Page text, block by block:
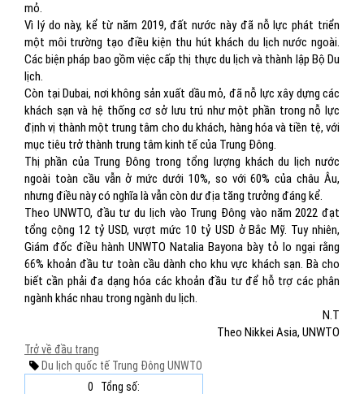
mỏ.
Vì lý do này, kể từ năm 2019, đất nước này đã nỗ lực phát triển
một môi trường tạo điều kiện thu hút khách du lịch nước ngoài.
Các biện pháp bao gồm việc cấp thị thực du lịch và thành lập Bộ Du
lịch.
Còn tại Dubai, nơi không sản xuất dầu mỏ, đã nỗ lực xây dựng các
khách sạn và hệ thống cơ sở lưu trú như một phần trong nỗ lực
định vị thành một trung tâm cho du khách, hàng hóa và tiền tệ, với
mục tiêu trở thành trung tâm kinh tế của Trung Đông.
Thị phần của Trung Đông trong tổng lượng khách du lịch nước
ngoài toàn cầu vẫn ở mức dưới 10%, so với 60% của châu Âu,
nhưng điều này có nghĩa là vẫn còn dư địa tăng trưởng đáng kể.
Theo UNWTO, đầu tư du lịch vào Trung Đông vào năm 2022 đạt
tổng cộng 12 tỷ USD, vượt mức 10 tỷ USD ở Bắc Mỹ. Tuy nhiên,
Giám đốc điều hành UNWTO Natalia Bayona bày tỏ lo ngại rằng
66% khoản đầu tư toàn cầu dành cho khu vực khách sạn. Bà cho
biết cần phải đa dạng hóa các khoản đầu tư để hỗ trợ các phân
ngành khác nhau trong ngành du lịch.
N.T
Theo Nikkei Asia, UNWTO
Trở về đầu trang
Du lịch quốc tế Trung Đông UNWTO
0
Tổng số: